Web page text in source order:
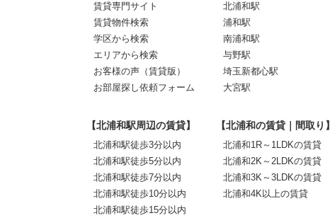
賃貸専門サイト
賃貸物件検索
学区から検索
エリアから検索
お客様の声（賃貸版）
お部屋探し依頼フォーム
北浦和駅
浦和駅
南浦和駅
与野駅
埼玉新都心駅
大宮駅
【北浦和駅周辺の賃貸】
北浦和駅徒歩3分以内
北浦和駅徒歩5分以内
北浦和駅徒歩7分以内
北浦和駅徒歩10分以内
北浦和駅徒歩15分以内
【北浦和の賃貸｜間取り】
北浦和1R～1LDKの賃貸
北浦和2K～2LDKの賃貸
北浦和3K～3LDKの賃貸
北浦和4K以上の賃貸